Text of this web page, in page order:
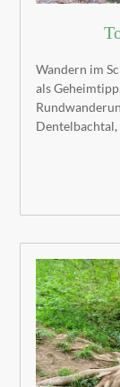
Wandern im
als